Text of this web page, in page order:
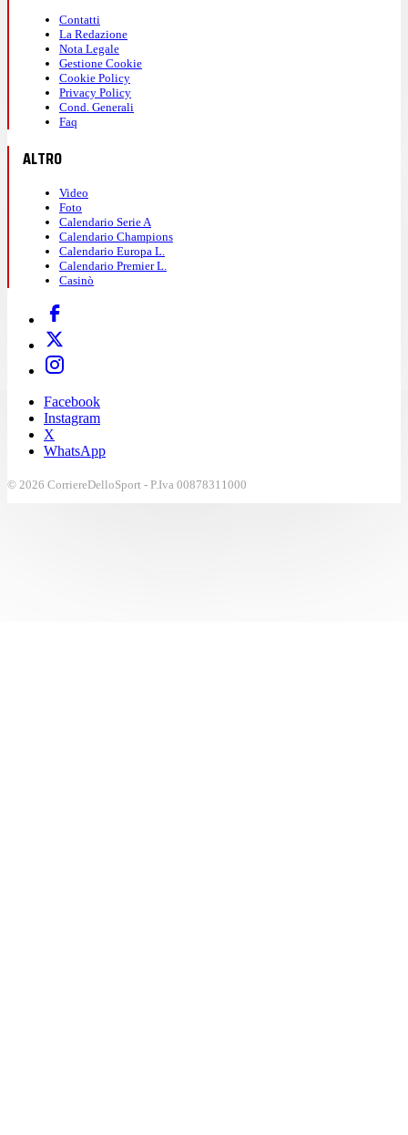
Contatti
La Redazione
Nota Legale
Gestione Cookie
Cookie Policy
Privacy Policy
Cond. Generali
Faq
ALTRO
Video
Foto
Calendario Serie A
Calendario Champions
Calendario Europa L.
Calendario Premier L.
Casinò
Facebook
Instagram
X
WhatsApp
© 2026 CorriereDelloSport - P.Iva 00878311000